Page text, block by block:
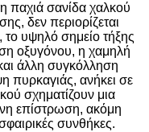
παχιά σανίδα χαλκού
δεν περιορίζεται
υψηλό σημείο τήξης
οξυγόνου, η χαμηλή
άλλη συγκόλληση
πυρκαγιάς, ανήκει σε
σχηματίζουν μια
επίστρωση, ακόμη
συνθήκες.